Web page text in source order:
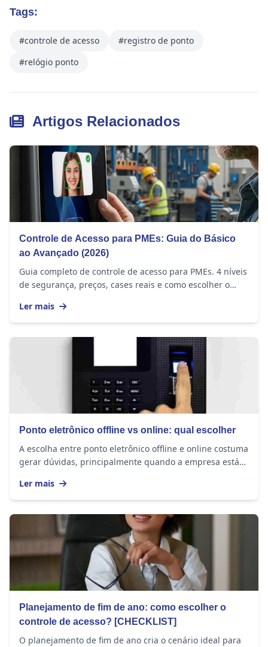
Tags:
#controle de acesso
#registro de ponto
#relógio ponto
Artigos Relacionados
Controle de Acesso para PMEs: Guia do Básico
ao Avançado (2026)
Guia completo de controle de acesso para PMEs. 4 níveis
de segurança, preços, cases reais e como escolher o
Ler mais
Ponto eletrônico offline vs online: qual escolher
A escolha entre ponto eletrônico offline e online costuma
gerar dúvidas, principalmente quando a empresa está
Ler mais
Planejamento de fim de ano: como escolher o
controle de acesso? [CHECKLIST]
O planejamento de fim de ano cria o cenário ideal para